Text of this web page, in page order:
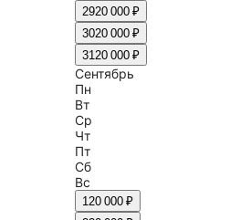
2920 000 ₽
3020 000 ₽
3120 000 ₽
Сентябрь
Пн
Вт
Ср
Чт
Пт
Сб
Вс
120 000 ₽